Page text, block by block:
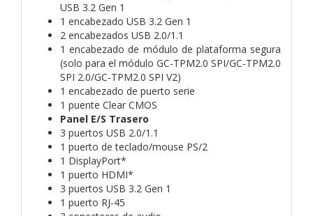
USB 3.2 Gen 1
1 encabezado USB 3.2 Gen 1
2 encabezados USB 2.0/1.1
1 encabezado de módulo de plataforma segura
(solo para el módulo GC-TPM2.0 SPI/GC-TPM2.0
SPI 2.0/GC-TPM2.0 SPI V2)
1 encabezado de puerto serie
1 puente Clear CMOS
Panel E/S Trasero
3 puertos USB 2.0/1.1
1 puerto de teclado/mouse PS/2
1 DisplayPort*
1 puerto HDMI*
3 puertos USB 3.2 Gen 1
1 puerto RJ-45